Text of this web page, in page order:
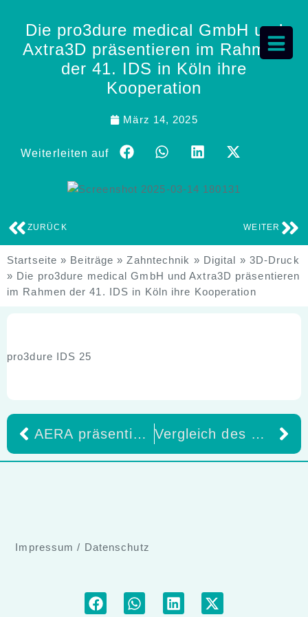
Die pro3dure medical GmbH und
Axtra3D präsentieren im Rahmen
der 41. IDS in Köln ihre
Kooperation
März 14, 2025
Weiterleiten auf
ZURÜCK WEITER
Startseite » Beiträge »Zahntechnik » Digital » 3D-Druck
» Die pro3dure medical GmbH und Axtra3D präsentieren
im Rahmen der 41. IDS in Köln ihre Kooperation
pro3dure IDS 25
AERA präsentiert Eigenmarken-Produkte auf der IDS 2025 Kostenfreie Produktmuster mit AERA-Logo für den Praxisalltag Vergleich des Ermüdungsverhaltens von Lithiumdisilikatkeramiken und 5Y-TZP Zirkonoxidkeramik
Impressum / Datenschutz